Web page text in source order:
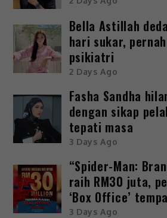
Bella Astillah
hari sukar,
psikiatri
2 Days Ago
Fasha Sandha
dengan sikap
tepati masa
3 Days Ago
“Spider-Man:
raih RM30 juta,
‘Box Office’
3 Days Ago